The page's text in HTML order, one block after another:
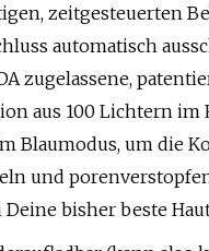
zeitgesteuerten
automatisch
zugelassene,
aus 100 Lichtern im
Blaumodus, um die
und
bisher beste